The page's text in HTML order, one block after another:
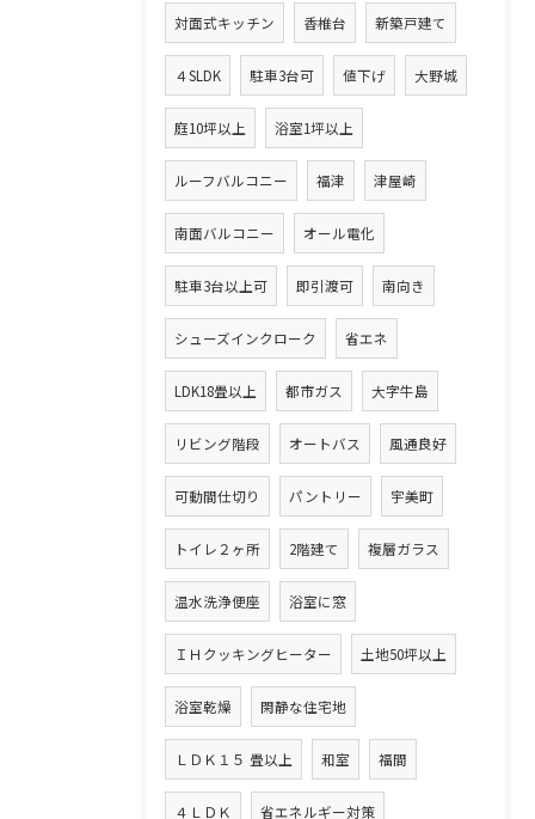
対面式キッチン 香椎台 新築戸建て
４SLDK 駐車3台可 値下げ 大野城
庭10坪以上 浴室1坪以上
ルーフバルコニー 福津 津屋崎
南面バルコニー オール電化
駐車3台以上可 即引渡可 南向き
シューズインクローク 省エネ
LDK18畳以上 都市ガス 大字牛島
リビング階段 オートバス 風通良好
可動間仕切り パントリー 宇美町
トイレ２ヶ所 2階建て 複層ガラス
温水洗浄便座 浴室に窓
ＩＨクッキングヒーター 土地50坪以上
浴室乾燥 閑静な住宅地
ＬＤＫ１５ 畳以上 和室 福間
４ＬＤＫ 省エネルギー対策